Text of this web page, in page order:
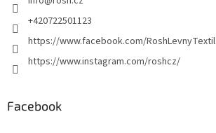
+420722501123
https://www.facebook.com/RoshLevnyTextil
https://www.instagram.com/roshcz/
Facebook